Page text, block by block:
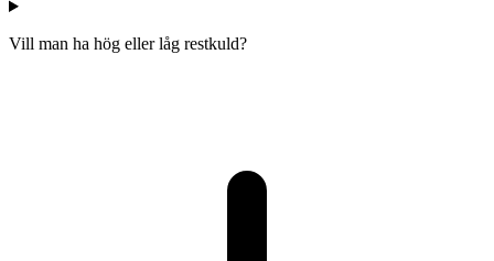
Vill man ha hög eller låg restkuld?